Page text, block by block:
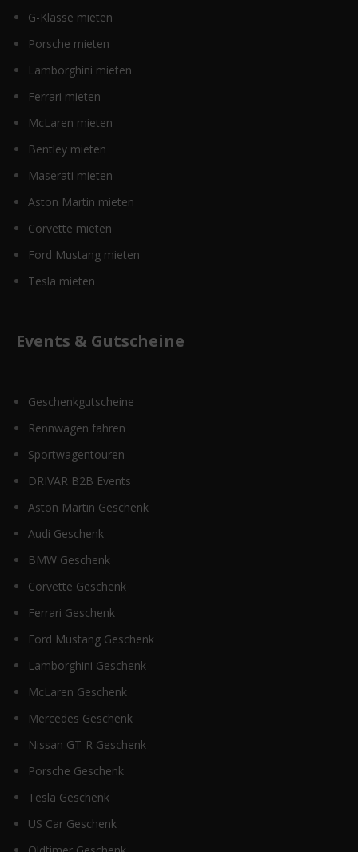
G-Klasse mieten
Porsche mieten
Lamborghini mieten
Ferrari mieten
McLaren mieten
Bentley mieten
Maserati mieten
Aston Martin mieten
Corvette mieten
Ford Mustang mieten
Tesla mieten
Events & Gutscheine
Geschenkgutscheine
Rennwagen fahren
Sportwagentouren
DRIVAR B2B Events
Aston Martin Geschenk
Audi Geschenk
BMW Geschenk
Corvette Geschenk
Ferrari Geschenk
Ford Mustang Geschenk
Lamborghini Geschenk
McLaren Geschenk
Mercedes Geschenk
Nissan GT-R Geschenk
Porsche Geschenk
Tesla Geschenk
US Car Geschenk